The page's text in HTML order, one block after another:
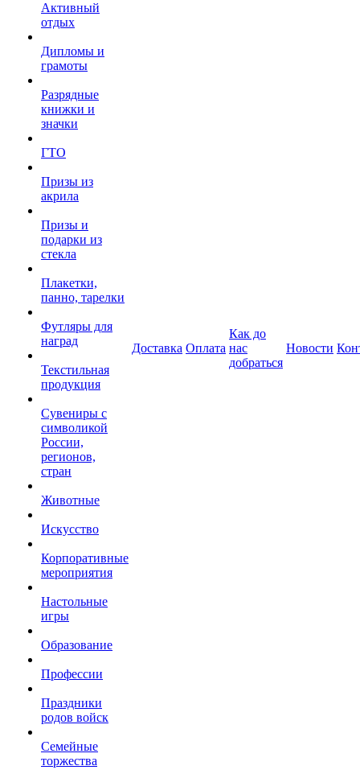
Активный
отдых
Дипломы и
грамоты
Разрядные
книжки и
значки
ГТО
Призы из
акрила
Призы и
подарки из
стекла
Плакетки,
панно, тарелки
Футляры для
наград
Текстильная
продукция
Сувениры с
символикой
России,
регионов,
стран
Животные
Искусство
Корпоративные
мероприятия
Настольные
игры
Образование
Профессии
Праздники
родов войск
Семейные
торжества
Доставка Оплата
Как до
нас
добраться
Новости